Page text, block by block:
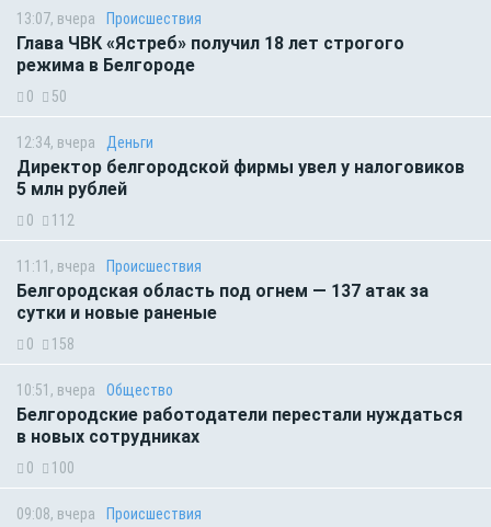
13:07, вчера Происшествия
Глава ЧВК «Ястреб» получил 18 лет строгого
режима в Белгороде
0 50
12:34, вчера Деньги
Директор белгородской фирмы увел у налоговиков
5 млн рублей
0 112
11:11, вчера Происшествия
Белгородская область под огнем — 137 атак за
сутки и новые раненые
0 158
10:51, вчера Общество
Белгородские работодатели перестали нуждаться
в новых сотрудниках
0 100
09:08, вчера Происшествия